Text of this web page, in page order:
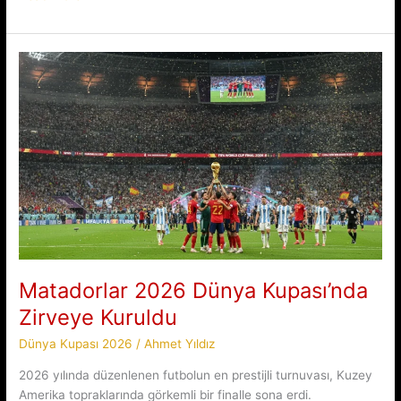
Dünya
Kupası’nda
Unutulmaz
Rekor
Matadorlar 2026 Dünya Kupası’nda
Zirveye Kuruldu
Dünya Kupası 2026 /Ahmet Yıldız
2026 yılında düzenlenen futbolun en prestijli turnuvası, Kuzey
Amerika topraklarında görkemli bir finalle sona erdi.